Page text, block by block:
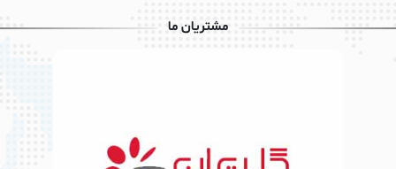
مشتریان ما